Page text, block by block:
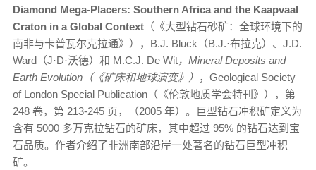
Diamond Mega-Placers: Southern Africa and the Kaapvaal
Craton in a Global Context （《大型钻石砂矿：全球环境下的
南非与卡普瓦尔克拉通》），B.J. Bluck（B.J.·布拉克）、J.D.
Ward（J·D·沃德）和 M.C.J. De Wit，Mineral Deposits and
Earth Evolution（《矿床和地球演变》） ，Geological Society
of London Special Publication（《伦敦地质学会特刊》），第
248 卷，第 213-245 页，（2005 年）。巨型钻石冲积矿定义为
含有 5000 多万克拉钻石的矿床，其中超过 95% 的钻石达到宝
石品质。作者介绍了非洲南部沿岸一处著名的钻石巨型冲积
矿。